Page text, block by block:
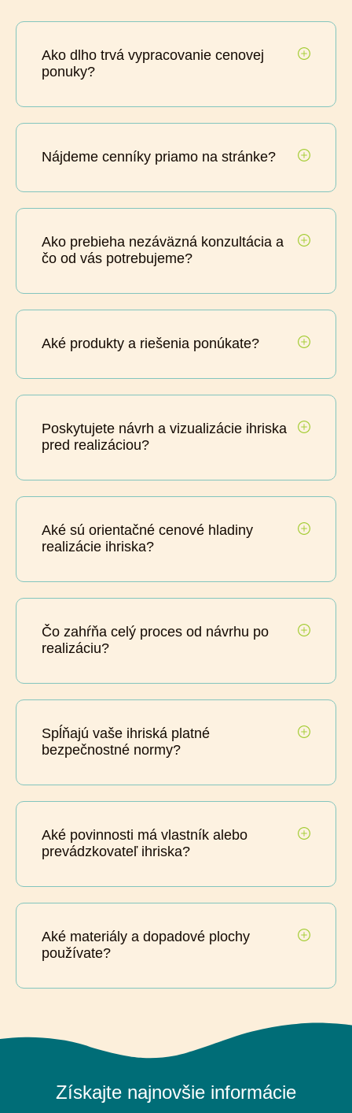
Ako dlho trvá vypracovanie cenovej
ponuky?
Nájdeme cenníky priamo na stránke?
Ako prebieha nezáväzná konzultácia a
čo od vás potrebujeme?
Aké produkty a riešenia ponúkate?
Poskytujete návrh a vizualizácie ihriska
pred realizáciou?
Aké sú orientačné cenové hladiny
realizácie ihriska?
Čo zahŕňa celý proces od návrhu po
realizáciu?
Spĺňajú vaše ihriská platné
bezpečnostné normy?
Aké povinnosti má vlastník alebo
prevádzkovateľ ihriska?
Aké materiály a dopadové plochy
používate?
Získajte najnovšie informácie